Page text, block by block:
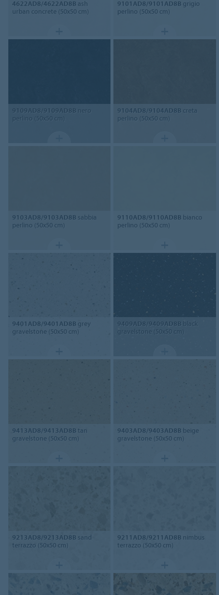
4622AD8/4622AD8B ash
urban concrete (50x50 cm)
9101AD8/9101AD8B grigio
perlino (50x50 cm)
9109AD8/9109AD8B nero
perlino (50x50 cm)
9104AD8/9104AD8B creta
perlino (50x50 cm)
9103AD8/9103AD8B sabbia
perlino (50x50 cm)
9110AD8/9110AD8B bianco
perlino (50x50 cm)
9401AD8/9401AD8B grey
gravelstone (50x50 cm)
9409AD8/9409AD8B black
gravelstone (50x50 cm)
9413AD8/9413AD8B tan
gravelstone (50x50 cm)
9403AD8/9403AD8B beige
gravelstone (50x50 cm)
9213AD8/9213AD8B sand
terrazzo (50x50 cm)
9211AD8/9211AD8B nimbus
terrazzo (50x50 cm)